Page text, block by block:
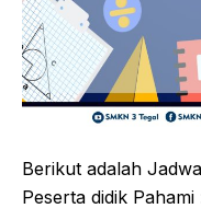
Berikut adalah
Peserta didik Pahami